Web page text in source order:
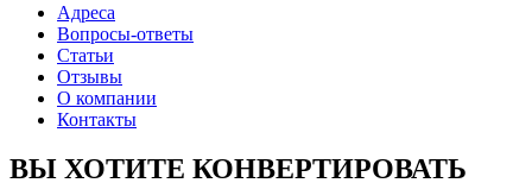
Адреса
Вопросы-ответы
Статьи
Отзывы
О компании
Контакты
ВЫ ХОТИТЕ КОНВЕРТИРОВАТЬ